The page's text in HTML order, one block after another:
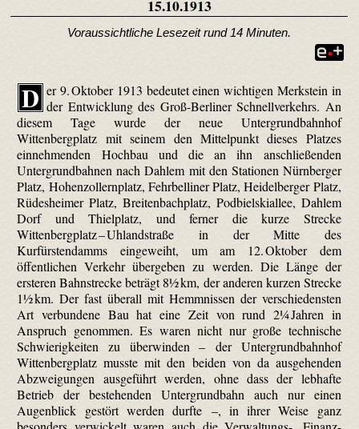
15.10.1913
Voraussichtliche Lesezeit rund 14 Minuten.
D er 9. Oktober 1913 bedeutet einen wichtigen Merkstein in
der Entwicklung des Groß-Berliner Schnellverkehrs. An
diesem Tage wurde der neue Untergrundbahnhof
Wittenbergplatz mit seinem den Mittelpunkt dieses Platzes
einnehmenden Hochbau und die an ihn anschließenden
Untergrundbahnen nach Dahlem mit den Stationen Nürnberger
Platz, Hohenzollernplatz, Fehrbelliner Platz, Heidelberger Platz,
Rüdesheimer Platz, Breitenbachplatz, Podbielskiallee, Dahlem
Dorf und Thielplatz, und ferner die kurze Strecke
Wittenbergplatz – Uhlandstraße in der Mitte des
Kurfürstendamms eingeweiht, um am 12. Oktober dem
öffentlichen Verkehr übergeben zu werden. Die Länge der
ersteren Bahnstrecke beträgt 8½ km, der anderen kurzen Strecke
1½ km. Der fast überall mit Hemmnissen der verschiedensten
Art verbundene Bau hat eine Zeit von rund 2¼ Jahren in
Anspruch genommen. Es waren nicht nur große technische
Schwierigkeiten zu überwinden – der Untergrundbahnhof
Wittenbergplatz musste mit den beiden von da ausgehenden
Abzweigungen ausgeführt werden, ohne dass der lebhafte
Betrieb der bestehenden Untergrundbahn auch nur einen
Augenblick gestört werden durfte –, in ihrer Weise ganz